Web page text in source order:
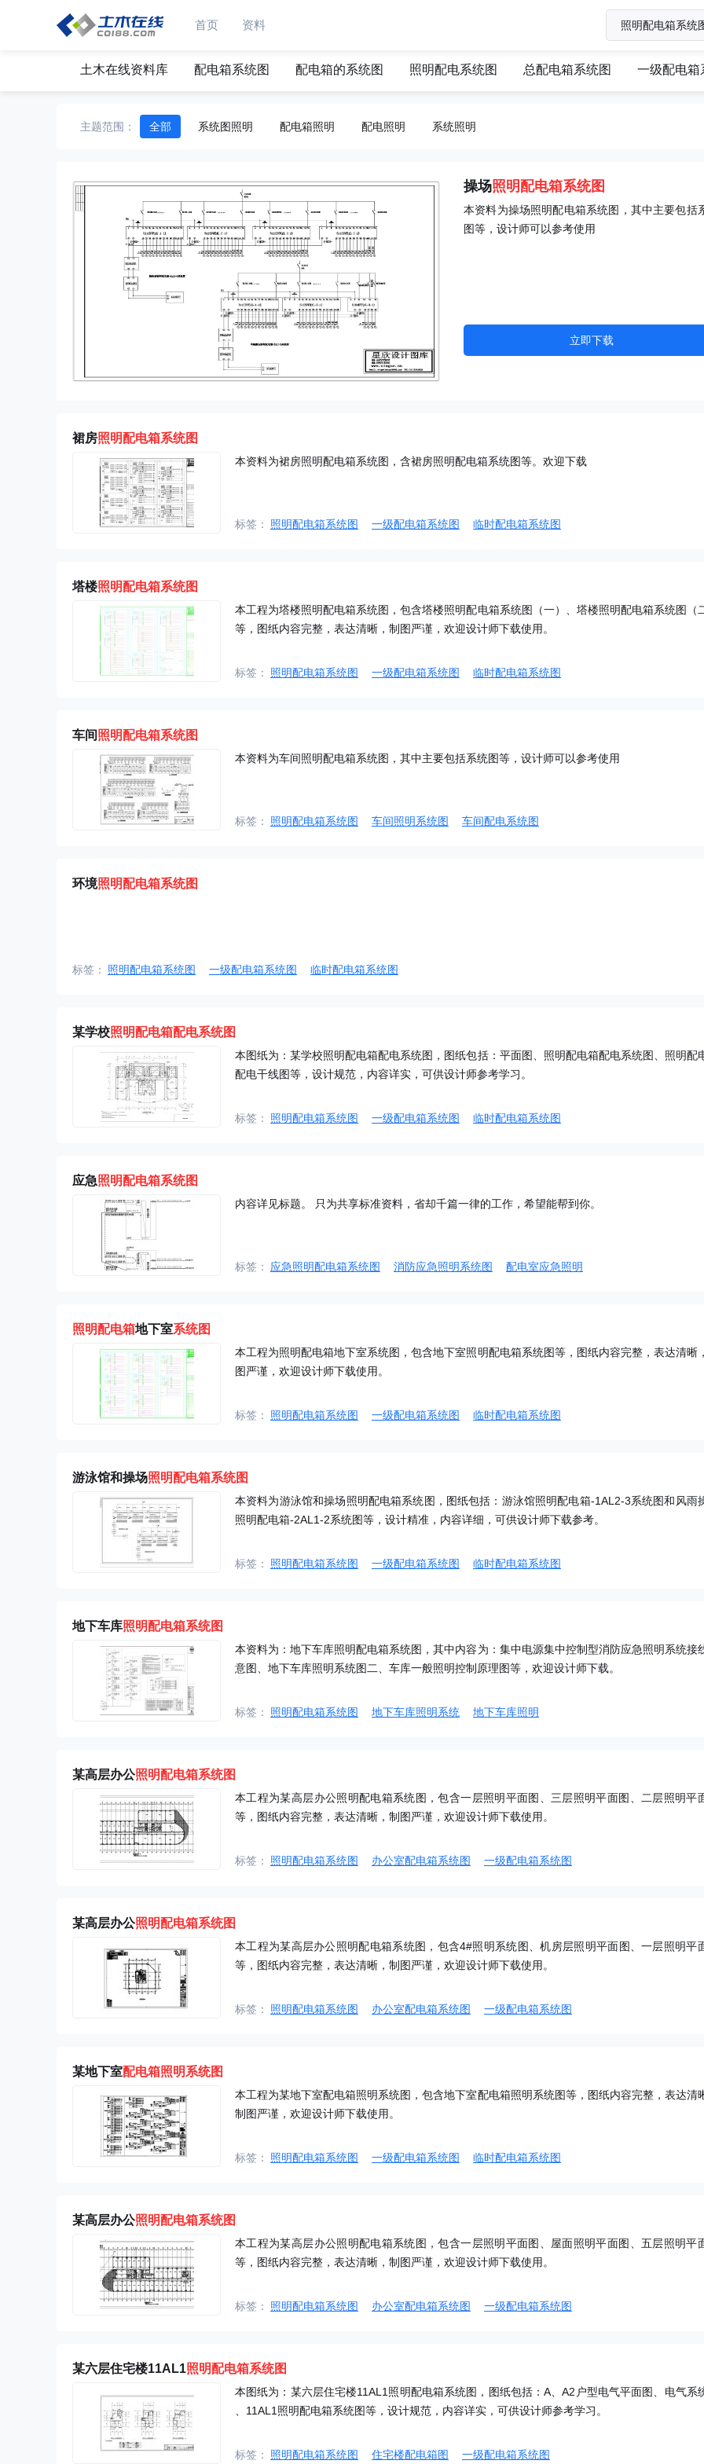
首页 资料
土木在线资料库 配电箱系统图 配电箱的系统图 照明配电系统图 总配电箱系统图 一级配电箱
主题范围： 全部 系统图照明 配电箱照明 配电照明 系统照明
操场照明配电箱系统图
本资料为操场照明配电箱系统图，其中主要包括
图等，设计师可以参考使用
立即下载
裙房照明配电箱系统图
本资料为裙房照明配电箱系统图，含裙房照明配电箱系统图等。欢迎下载
标签： 照明配电箱系统图 一级配电箱系统图 临时配电箱系统图
塔楼照明配电箱系统图
本工程为塔楼照明配电箱系统图，包含塔楼照明配电箱系统图（一）、塔楼照明配电箱系统图（
等，图纸内容完整，表达清晰，制图严谨，欢迎设计师下载使用。
标签： 照明配电箱系统图 一级配电箱系统图 临时配电箱系统图
车间照明配电箱系统图
本资料为车间照明配电箱系统图，其中主要包括系统图等，设计师可以参考使用
标签： 照明配电箱系统图 车间照明系统图 车间配电系统图
环境照明配电箱系统图
标签： 照明配电箱系统图 一级配电箱系统图 临时配电箱系统图
某学校照明配电箱配电系统图
本图纸为：某学校照明配电箱配电系统图，图纸包括：平面图、照明配电箱配电系统图、照明配
配电干线图等，设计规范，内容详实，可供设计师参考学习。
标签： 照明配电箱系统图 一级配电箱系统图 临时配电箱系统图
应急照明配电箱系统图
内容详见标题。 只为共享标准资料，省却千篇一律的工作，希望能帮到你。
标签： 应急照明配电箱系统图 消防应急照明系统图 配电室应急照明
照明配电箱地下室系统图
本工程为照明配电箱地下室系统图，包含地下室照明配电箱系统图等，图纸内容完整，表达清晰
图严谨，欢迎设计师下载使用。
标签： 照明配电箱系统图 一级配电箱系统图 临时配电箱系统图
游泳馆和操场照明配电箱系统图
本资料为游泳馆和操场照明配电箱系统图，图纸包括：游泳馆照明配电箱-1AL2-3系统图和风雨
照明配电箱-2AL1-2系统图等，设计精准，内容详细，可供设计师下载参考。
标签： 照明配电箱系统图 一级配电箱系统图 临时配电箱系统图
地下车库照明配电箱系统图
本资料为：地下车库照明配电箱系统图，其中内容为：集中电源集中控制型消防应急照明系统接
意图、地下车库照明系统图二、车库一般照明控制原理图等，欢迎设计师下载。
标签： 照明配电箱系统图 地下车库照明系统 地下车库照明
某高层办公照明配电箱系统图
本工程为某高层办公照明配电箱系统图，包含一层照明平面图、三层照明平面图、二层照明平
等，图纸内容完整，表达清晰，制图严谨，欢迎设计师下载使用。
标签： 照明配电箱系统图 办公室配电箱系统图 一级配电箱系统图
某高层办公照明配电箱系统图
本工程为某高层办公照明配电箱系统图，包含4#照明系统图、机房层照明平面图、一层照明平
等，图纸内容完整，表达清晰，制图严谨，欢迎设计师下载使用。
标签： 照明配电箱系统图 办公室配电箱系统图 一级配电箱系统图
某地下室配电箱照明系统图
本工程为某地下室配电箱照明系统图，包含地下室配电箱照明系统图等，图纸内容完整，表达清
制图严谨，欢迎设计师下载使用。
标签： 照明配电箱系统图 一级配电箱系统图 临时配电箱系统图
某高层办公照明配电箱系统图
本工程为某高层办公照明配电箱系统图，包含一层照明平面图、屋面照明平面图、五层照明平
等，图纸内容完整，表达清晰，制图严谨，欢迎设计师下载使用。
标签： 照明配电箱系统图 办公室配电箱系统图 一级配电箱系统图
某六层住宅楼11AL1照明配电箱系统图
本图纸为：某六层住宅楼11AL1照明配电箱系统图，图纸包括：A、A2户型电气平面图、电气系
、11AL1照明配电箱系统图等，设计规范，内容详实，可供设计师参考学习。
标签： 照明配电箱系统图 住宅楼配电箱图 一级配电箱系统图